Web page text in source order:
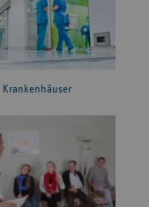
Krankenhäuser